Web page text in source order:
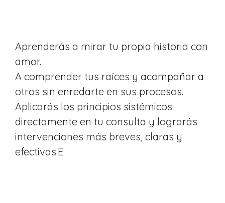
Aprenderás a mirar tu propia historia con
amor.
A comprender tus raíces y acompañar a
otros sin enredarte en sus procesos.
Aplicarás los principios sistémicos
directamente en tu consulta y lograrás
intervenciones más breves, claras y
efectivas.E